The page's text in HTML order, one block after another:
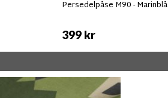
Persedelpåse M90 - Marinblå
399 kr